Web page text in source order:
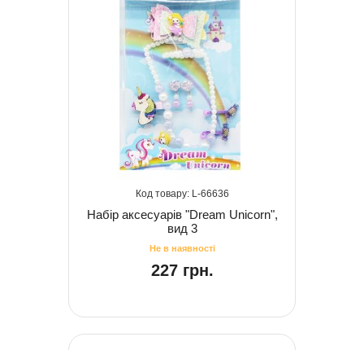
66636
Набір аксесуарів "Dream Unicorn",
вид 3
227 грн.